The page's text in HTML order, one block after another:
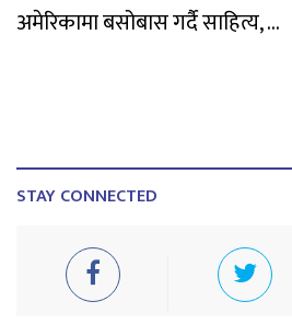
अमेरिकामा बसोबास गर्दै साहित्य, ...
STAY CONNECTED